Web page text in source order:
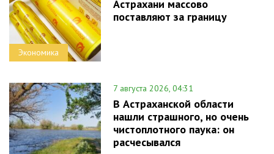
Экономика
Астрахани массово
поставляют за границу
7 августа 2026, 04:31
В Астраханской области
нашли страшного, но очень
чистоплотного паука: он
расчесывался